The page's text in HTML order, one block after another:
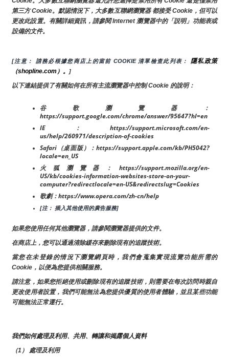
第三方 Cookie。默認情況下，大多數互聯網瀏覽器 都接受 Cookie，但可以
更改此設置。有關詳細資訊，請參閱 Internet 瀏覽器中的「説明」功能表或
設備的文件。
[注意： 請務必根據您商店上的當前 COOKIE 清單檢查此列表： 隱私政策
（shopline.com）。
]
以下連結提供了有關如何在所有主流瀏覽器中控制 Cookie 的說明：
谷歌瀏覽器：
https://support.google.com/chrome/answer/95647?hl=en
IE：https://support.microsoft.com/en-
us/help/260971/description-of-cookies
Safari（桌面版）：https://support.apple.com/kb/PH5042?
locale=en_US
火狐瀏覽器：https://support.mozilla.org/en-
US/kb/cookies-information-websites-store-on-your-
computer?redirectlocale=en-US&redirectslug=Cookies
歌劇：https://www.opera.com/zh-cn/help
[注： 插入其他使用的廣告服務]
如果您使用任何其他瀏覽器，請參閱瀏覽器提供的文件。
在商店上，您可以通過清除緩存來刪除現有的追蹤技術。
當您在未登錄的情況下瀏覽網頁時，我們會蒐集實現流覽功能所需的
Cookie，以便為您提供相關服務。
請注意，如果您拒絕使用或刪除現有的追蹤技術，則需要在每次訪問時親自
更改使用者設置，我們可能無法為您提供優質的使用者體驗，並且某些功能
可能無法正常運行。
我們如何處理及利用、共用、轉讓和揭露個人資料
（1） 處理及利用